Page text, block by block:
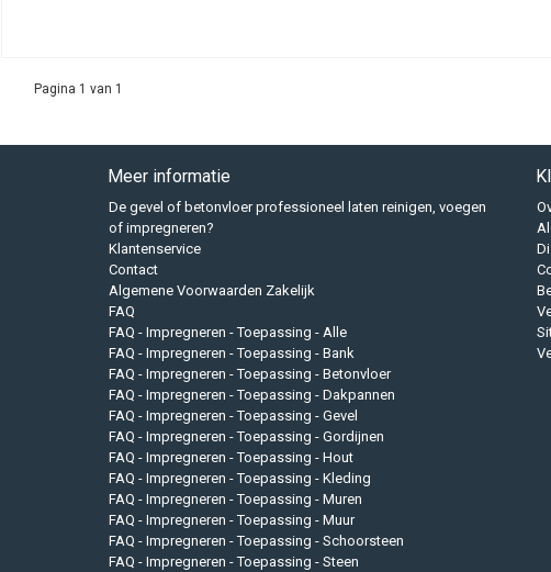
Zo kunt u ons kleding impregneermiddel of kleding impregneerspray gebruiken op
Natuurlijke vezels (katoen kleding)
Synthetische vezels (nylon kleding/ polyester kleding/ polyamide kleding)
Combinatie natuurlijke en synthetische vezels (polycotton kleding= combinatie
ofwel mengvezels
Let op, laat u zich niets wijs maken! Er zijn leveranciers die per textielsoort een
Dit is enkel prettig voor de verkopende partij. U dient dan immers vaak voor iedere
impregneermiddel aan te schaffen. Ons impregneermiddel voor kleding is universeel
geschikt voor vele andere toepassingen op textiel.
Eigenschappen van onze kleding impregneerspray
Eigenschappen van ons kleding impregneermiddel:
Zeer hoogwaardige kwaliteit
Zeer goed waterafstotend
Dampdoorlatend
Pagina 1 van 1
Meer informatie
De gevel of betonvloer professioneel laten reinigen, voegen
of impregneren?
Klantenservice
Contact
Algemene Voorwaarden Zakelijk
FAQ
FAQ - Impregneren - Toepassing - Alle
FAQ - Impregneren - Toepassing - Bank
FAQ - Impregneren - Toepassing - Betonvloer
FAQ - Impregneren - Toepassing - Dakpannen
FAQ - Impregneren - Toepassing - Gevel
FAQ - Impregneren - Toepassing - Gordijnen
FAQ - Impregneren - Toepassing - Hout
FAQ - Impregneren - Toepassing - Kleding
FAQ - Impregneren - Toepassing - Muren
FAQ - Impregneren - Toepassing - Muur
FAQ - Impregneren - Toepassing - Schoorsteen
FAQ - Impregneren - Toepassing - Steen